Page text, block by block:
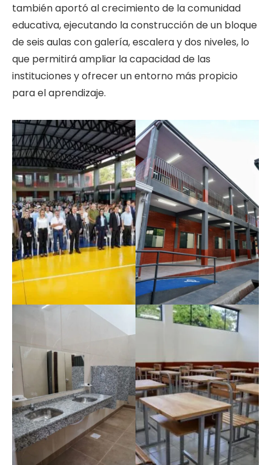
también aportó al crecimiento de la comunidad
educativa, ejecutando la construcción de un bloque
de seis aulas con galería, escalera y dos niveles, lo
que permitirá ampliar la capacidad de las
instituciones y ofrecer un entorno más propicio
para el aprendizaje.